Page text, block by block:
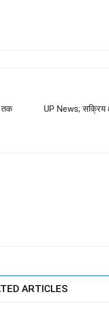
तक
UP News; सक्रिय
ARTICLES